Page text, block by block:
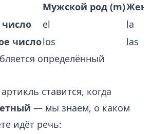
Мужской род (m)
число
el
la
числоlos
las
определённый
ставится, когда
— мы знаем, о каком
идёт речь: